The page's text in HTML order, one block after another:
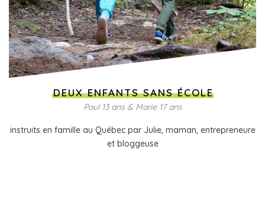
DEUX ENFANTS SANS ÉCOLE
Paul 13 ans & Marie 17 ans
instruits en famille au Québec par Julie, maman, entrepreneure
et bloggeuse